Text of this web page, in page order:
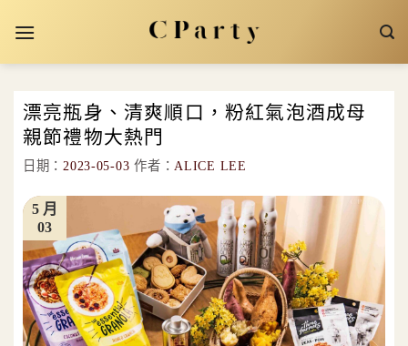
漂亮瓶身、清爽順口，粉紅氣泡酒成母
親節禮物大熱門
日期：2023-05-03 作者：ALICE LEE
03
5 月